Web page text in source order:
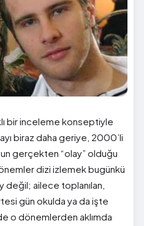
bir inceleme konseptiyle
biraz daha geriye, 2000’li
gerçekten “olay” olduğu
dizi izlemek bugünkü
değil; ailece toplanılan,
gün okulda ya da işte
o dönemlerden aklımda